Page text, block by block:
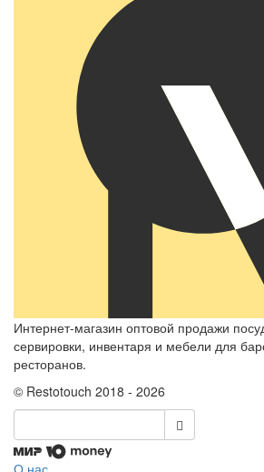
Интернет-магазин оптовой продажи
сервировки, инвентаря и мебели для
ресторанов.
© Restotouch 2018 - 2026
О нас